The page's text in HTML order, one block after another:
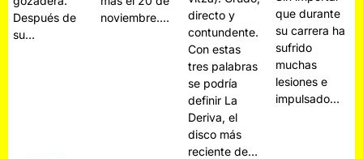
Después de
su…
noviembre.…
directo y
contundente.
Con estas
tres palabras
se podría
definir La
Deriva, el
disco más
reciente de…
que durante
su carrera ha
sufrido
muchas
lesiones e
impulsado…